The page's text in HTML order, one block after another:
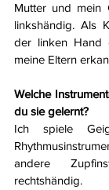
Mutter und mein
linkshändig. Als
der linken Hand
meine Eltern
Welche
du sie gelernt?
Ich spiele
andere
rechtshändig.